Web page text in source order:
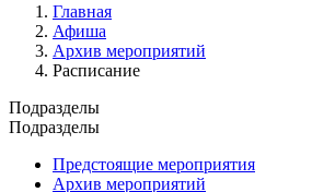
Главная
Афиша
Архив мероприятий
Расписание
Подразделы
Подразделы
Предстоящие мероприятия
Архив мероприятий